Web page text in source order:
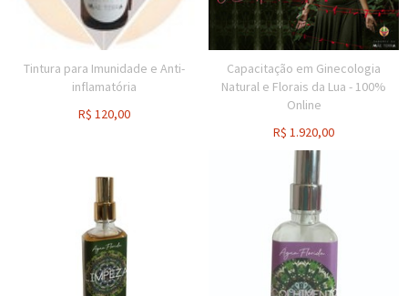
Tintura para Imunidade e Anti-
inflamatória
R$ 120,00
Capacitação em Ginecologia
Natural e Florais da Lua - 100%
Online
R$ 1.920,00